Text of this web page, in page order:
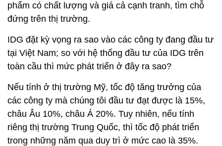
phẩm có chất lượng và giá cả cạnh tranh, tìm chỗ
đứng trên thị trường.
IDG đặt kỳ vọng ra sao vào các công ty đang đầu tư
tại Việt Nam; so với hệ thống đầu tư của IDG trên
toàn cầu thì mức phát triển ở đây ra sao?
Nếu tính ở thị trường Mỹ, tốc độ tăng trưởng của
các công ty mà chúng tôi đầu tư đạt được là 15%,
châu Âu 10%, châu Á 20%. Tuy nhiên, nếu tính
riêng thị trường Trung Quốc, thì tốc độ phát triển
trong những năm qua duy trì ở mức cao là 35%.